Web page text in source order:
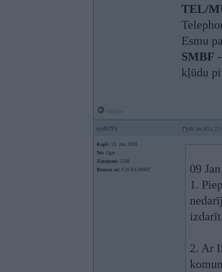
TEL/
Esmu
SMBF
kļūdu
sys9291 09. Jan 2021,
Kopš: 13. Jun 2003
No: Ogre
Ziņojumi: 5238
Braucu ar: F20 R1200RT
09
1.
2. Ar